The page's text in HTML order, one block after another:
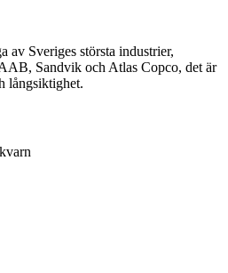
av Sveriges största industrier,
Sandvik och Atlas Copco, det är
långsiktighet.